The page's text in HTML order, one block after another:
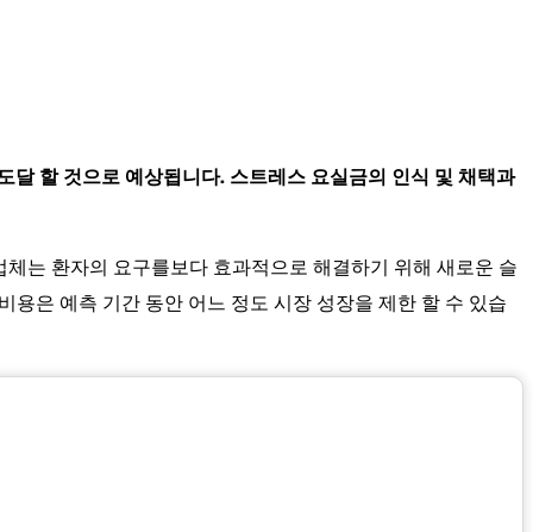
달 할 것으로 예상됩니다. 스트레스 요실금의 인식 및 채택과
는 환자의 요구를보다 효과적으로 해결하기 위해 새로운 슬
용은 예측 기간 동안 어느 정도 시장 성장을 제한 할 수 있습